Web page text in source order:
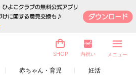
赤ちゃん・育児 妊活
SHOP 内祝い メニュー